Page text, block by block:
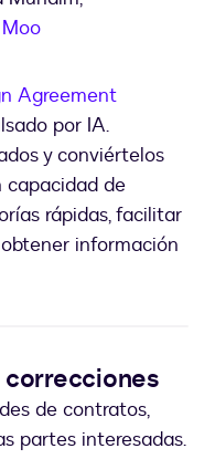
Agreement
por IA.
y conviértelos
capacidad de
rápidas, facilitar
información
correcciones
de contratos,
partes interesadas.